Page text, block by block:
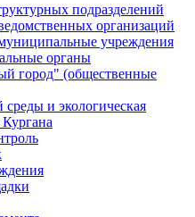
подразделений
организаций
учреждения
органы
город" (общественные
и экологическая
Кургана